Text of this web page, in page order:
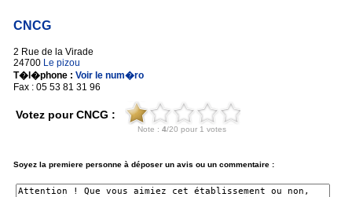
CNCG
2 Rue de la Virade
24700 Le pizou
T�l�phone : Voir le num�ro
Fax : 05 53 81 31 96
Votez pour CNCG :
Soyez la premiere personne à déposer un avis ou un commentaire :